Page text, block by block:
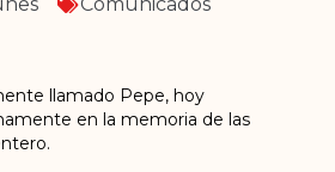
llamado Pepe, hoy
en la memoria de las